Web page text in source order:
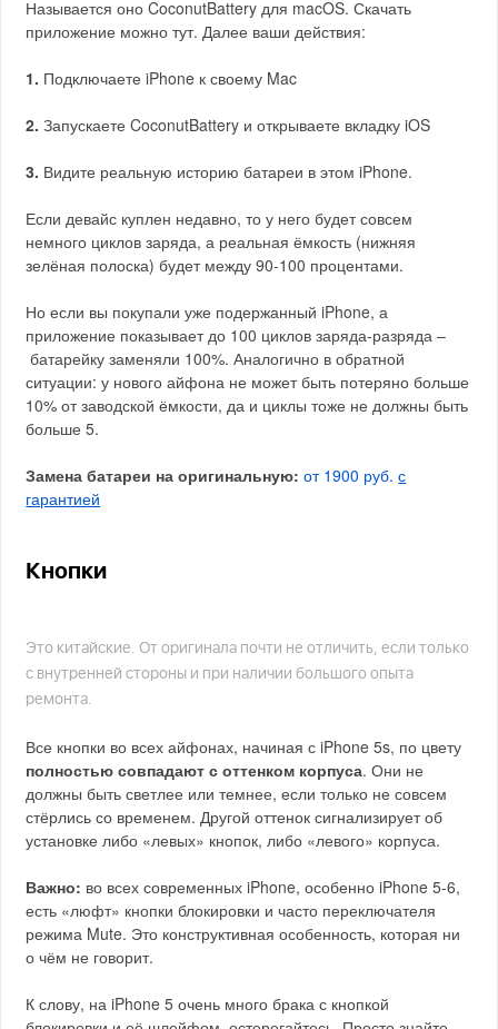
Называется оно CoconutBattery для macOS. Скачать
приложение можно тут. Далее ваши действия:
1. Подключаете iPhone к своему Mac
2. Запускаете CoconutBattery и открываете вкладку iOS
3. Видите реальную историю батареи в этом iPhone.
Если девайс куплен недавно, то у него будет совсем
немного циклов заряда, а реальная ёмкость (нижняя
зелёная полоска) будет между 90-100 процентами.
Но если вы покупали уже подержанный iPhone, а
приложение показывает до 100 циклов заряда-разряда –
батарейку заменяли 100%. Аналогично в обратной
ситуации: у нового айфона не может быть потеряно больше
10% от заводской ёмкости, да и циклы тоже не должны быть
больше 5.
Замена батареи на оригинальную: от 1900 руб.с
гарантией
Кнопки
Это китайские. От оригинала почти не отличить, если только
с внутренней стороны и при наличии большого опыта
ремонта.
Все кнопки во всех айфонах, начиная с iPhone 5s, по цвету
полностью совпадают с оттенком корпуса. Они не
должны быть светлее или темнее, если только не совсем
стёрлись со временем. Другой оттенок сигнализирует об
установке либо «левых» кнопок, либо «левого» корпуса.
Важно: во всех современных iPhone, особенно iPhone 5-6,
есть «люфт» кнопки блокировки и часто переключателя
режима Mute. Это конструктивная особенность, которая ни
о чём не говорит.
К слову, на iPhone 5 очень много брака с кнопкой